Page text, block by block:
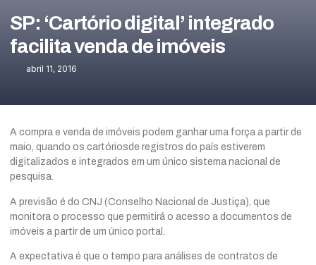
SP: ‘Cartório digital’ integrado
facilita venda de imóveis
abril 11, 2016
A compra e venda de imóveis podem ganhar uma força a partir de
maio, quando os cartóriosde registros do país estiverem
digitalizados e integrados em um único sistema nacional de
pesquisa.
A previsão é do CNJ (Conselho Nacional de Justiça), que
monitora o processo que permitirá o acesso a documentos de
imóveis a partir de um único portal.
A expectativa é que o tempo para análises de contratos de